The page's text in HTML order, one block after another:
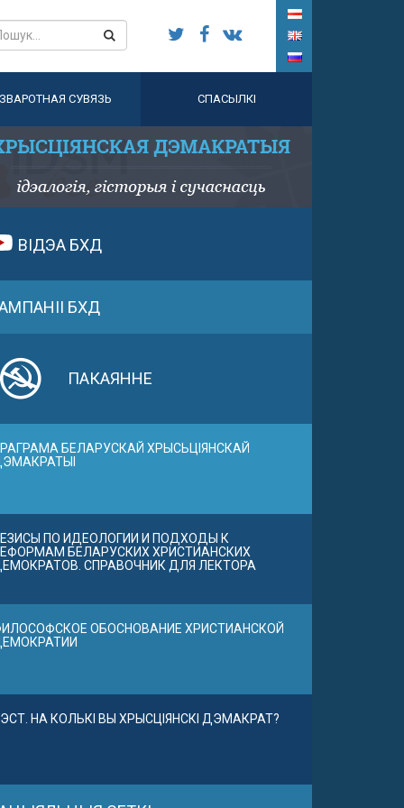
ЗВАРОТНАЯ СУВЯЗЬ СПАСЫЛКІ
ВІДЭА БХД
БХД
ПАКАЯННЕ
БЕЛАРУСКАЙ ХРЫСЬЦІЯНСКАЙ
ПО ИДЕОЛОГИИ И ПОДХОДЫ К
БЕЛАРУСКИХ ХРИСТИАНСКИХ
СПРАВОЧНИК ДЛЯ ЛЕКТОРА
ОБОСНОВАНИЕ ХРИСТИАНСКОЙ
НА КОЛЬКІ ВЫ ХРЫСЦІЯНСКІ ДЭМАКРАТ?